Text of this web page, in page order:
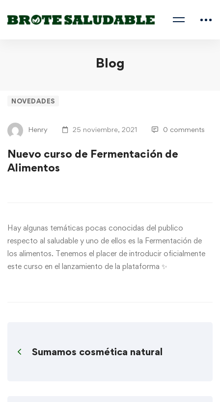
Blog
NOVEDADES
Henry 25 noviembre, 2021 0 comments
Nuevo curso de Fermentación de
Alimentos
Hay algunas temáticas pocas conocidas del publico
respecto al saludable y uno de ellos es la Fermentación de
los alimentos. Tenemos el placer de introducir oficialmente
este curso en el lanzamiento de la plataforma ✨
Sumamos cosmética natural